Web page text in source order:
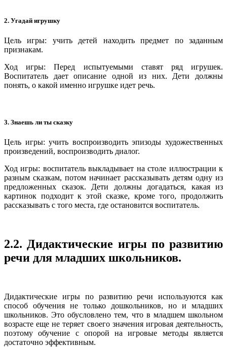
2. Угадай игрушку
Цель игры: учить детей находить предмет по заданным
признакам.
Ход игры: Перед испытуемыми ставят ряд игрушек.
Воспитатель дает описание одной из них. Дети должны
понять, о какой именно игрушке идет речь.
3. Знаешь ли ты сказку
Цель игры: учить воспроизводить эпизоды художественных
произведений, воспроизводить диалог.
Ход игры: воспитатель выкладывает на столе иллюстрации к
разным сказкам, потом начинает рассказывать детям одну из
предложенных сказок. Дети должны догадаться, какая из
картинок подходит к этой сказке, кроме того, продолжить
рассказывать с того места, где остановится воспитатель.
2.2. Дидактические игры по развитию
речи для младших школьников.
Дидактические игры по развитию речи используются как
способ обучения не только дошкольников, но и младших
школьников. Это обусловлено тем, что в младшем школьном
возрасте еще не теряет своего значения игровая деятельность,
поэтому обучение с опорой на игровые методы является
достаточно эффективным.